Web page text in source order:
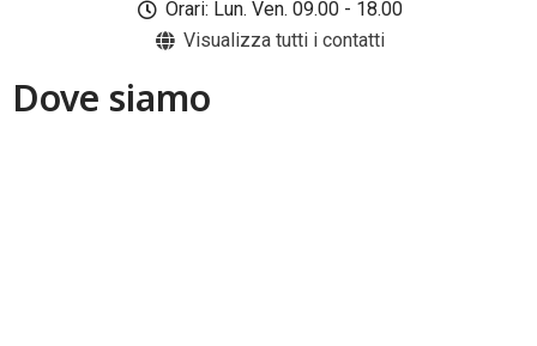
Orari: Lun. Ven. 09.00 - 18.00
Visualizza tutti i contatti
Dove siamo